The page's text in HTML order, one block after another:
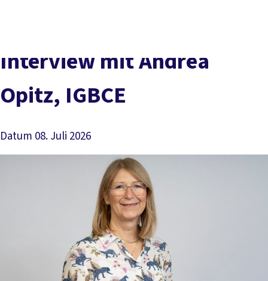
Politik vor Ort
Interview mit Andrea
Opitz, IGBCE
Datum 08. Juli 2026